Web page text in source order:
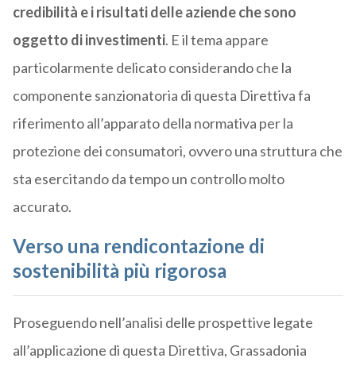
credibilità e i risultati delle aziende che sono
oggetto di investimenti. E il tema appare
particolarmente delicato considerando che la
componente sanzionatoria di questa Direttiva fa
riferimento all’apparato della normativa per la
protezione dei consumatori, ovvero una struttura che
sta esercitando da tempo un controllo molto
accurato.
Verso una rendicontazione di
sostenibilità più rigorosa
Proseguendo nell’analisi delle prospettive legate
all’applicazione di questa Direttiva, Grassadonia